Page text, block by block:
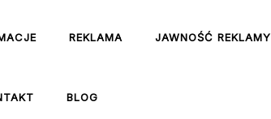
REKLAMA JAWNOŚĆ REKLAMY
BLOG